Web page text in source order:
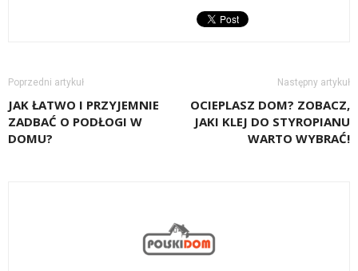
Poprzedni artykuł
JAK ŁATWO I PRZYJEMNIE
ZADBAĆ O PODŁOGI W
DOMU?
Następny artykuł
OCIEPLASZ DOM? ZOBACZ,
JAKI KLEJ DO STYROPIANU
WARTO WYBRAĆ!